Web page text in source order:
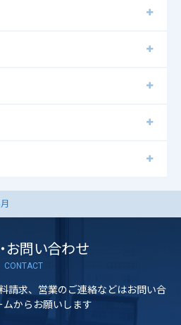
お問い合わせ
CONTACT
請求、営業のご連絡などはお問い合
ムからお願いします